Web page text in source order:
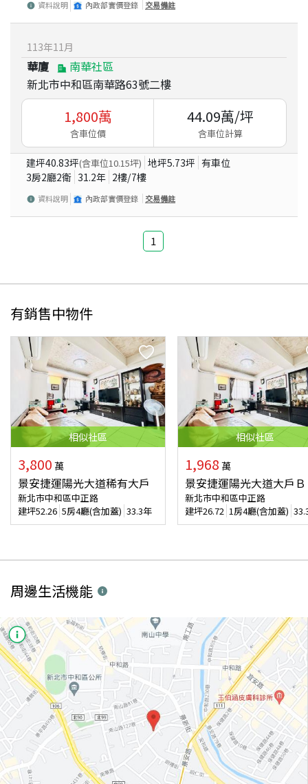
資料說明 內政部實價登錄 交易備註
113年11月
華廈
南華社區
新北市中和區南華路63號二樓
1,800萬
含車位價
44.09萬/坪
含車位計算
建坪40.83坪(含車位10.15坪) 地坪5.73坪 有車位
3房2廳2衛 31.2年 2樓/7樓
資料說明 內政部實價登錄 交易備註
1
有銷售中物件
相似社區
3,800 萬
景安捷運陽光大道稀有大戶
新北市中和區中正路
建坪52.26 5房4廳(含加蓋) 33.3年
相似社區
1,968 萬
景安捷運陽光大道大戶Ｂ
新北市中和區中正路
建坪26.72 1房4廳(含加蓋)
周邊生活機能